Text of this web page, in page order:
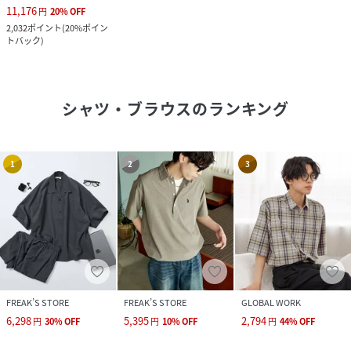
11,176円 20%OFF
2,032ポイント(20%ポイン
トバック)
シャツ・ブラウスのランキング
1
FREAK’S STORE
6,298円 30%OFF
2
FREAK’S STORE
5,395円 10%OFF
3
GLOBAL WORK
2,794円 44%OFF